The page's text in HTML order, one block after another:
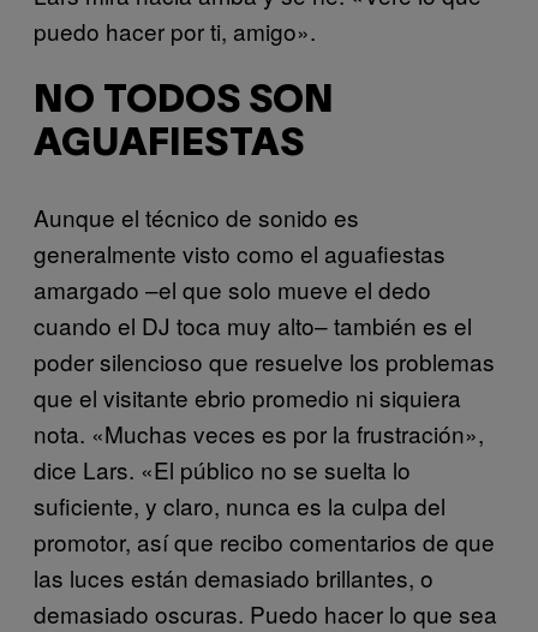
puedo hacer por ti, amigo».
NO TODOS SON
AGUAFIESTAS
Aunque el técnico de sonido es
generalmente visto como el aguafiestas
amargado –el que solo mueve el dedo
cuando el DJ toca muy alto– también es el
poder silencioso que resuelve los problemas
que el visitante ebrio promedio ni siquiera
nota. «Muchas veces es por la frustración»,
dice Lars. «El público no se suelta lo
suficiente, y claro, nunca es la culpa del
promotor, así que recibo comentarios de que
las luces están demasiado brillantes, o
demasiado oscuras. Puedo hacer lo que sea